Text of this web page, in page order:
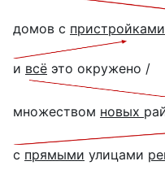
домов с пристройками
и всё это окружено /
множеством новых
с прямыми улицами